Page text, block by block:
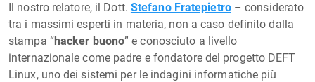
Il nostro relatore, il Dott. Stefano Fratepietro– considerato
tra i massimi esperti in materia, non a caso definito dalla
stampa “hacker buono” e conosciuto a livello
internazionale come padre e fondatore del progetto DEFT
Linux, uno dei sistemi per le indagini informatiche più